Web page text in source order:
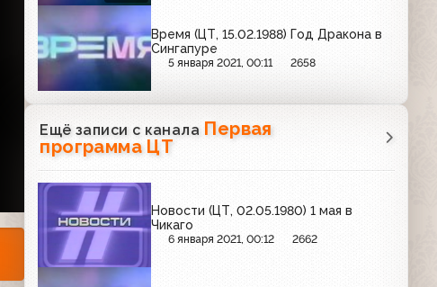
Время (ЦТ, 15.02.1988) Год Дракона в
Сингапуре
5 января 2021, 00:11 2658
Ещё записи с канала Первая
программа ЦТ
Новости (ЦТ, 02.05.1980) 1 мая в
Чикаго
6 января 2021, 00:12 2662